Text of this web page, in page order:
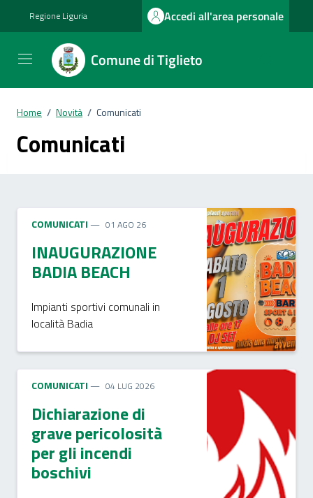
Regione Liguria Accedi all'area personale
Comune di Tiglieto
Home / Novità / Comunicati
Comunicati
COMUNICATI 01 AGO 26
INAUGURAZIONE
BADIA BEACH
Impianti sportivi comunali in
località Badia
COMUNICATI 04 LUG 2026
Dichiarazione di
grave pericolosità
per gli incendi
boschivi